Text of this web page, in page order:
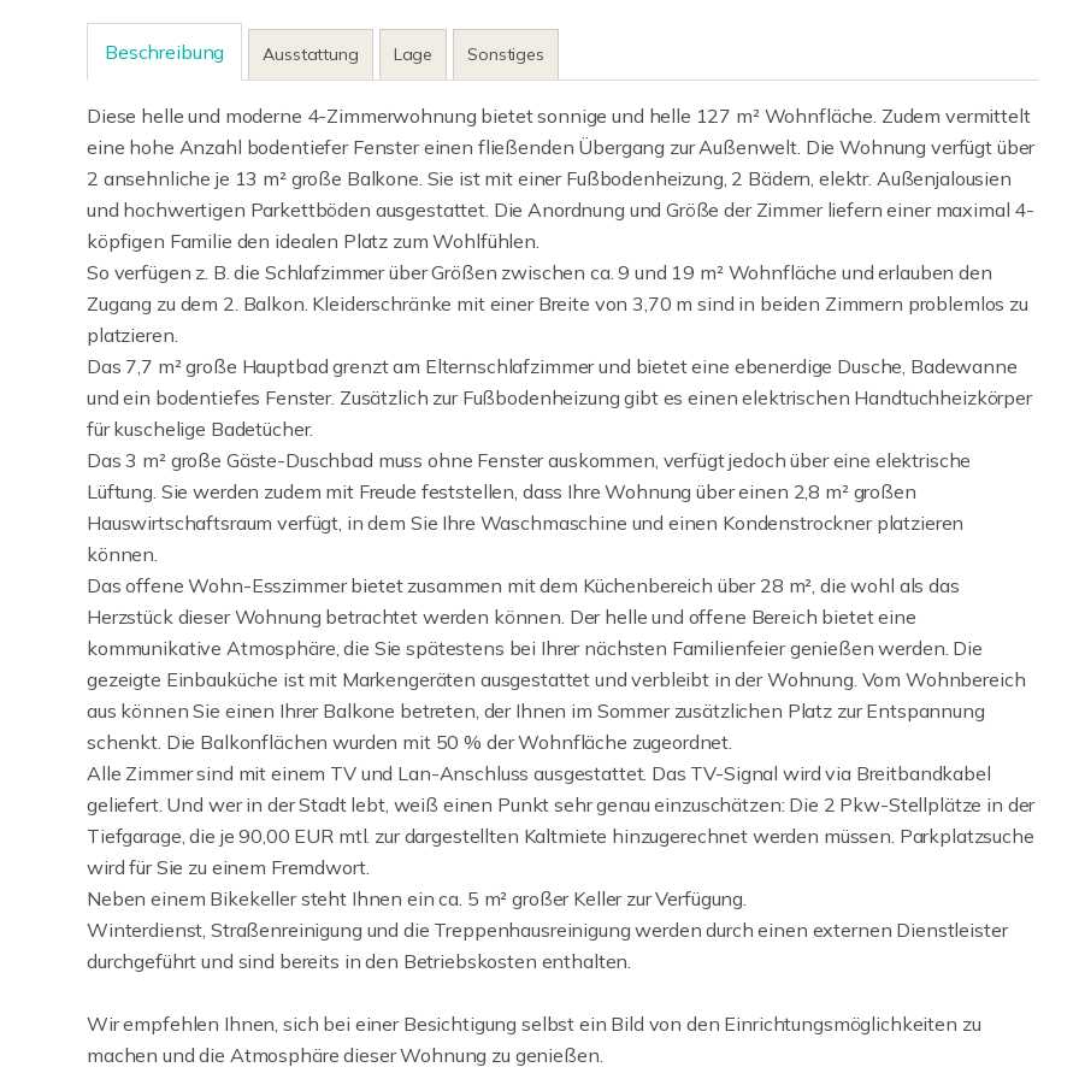
Beschreibung Ausstattung Lage Sonstiges
Diese helle und moderne 4-Zimmerwohnung bietet sonnige und helle 127 m² Wohnfläche. Zudem vermittelt
eine hohe Anzahl bodentiefer Fenster einen fließenden Übergang zur Außenwelt. Die Wohnung verfügt über
2 ansehnliche je 13 m² große Balkone. Sie ist mit einer Fußbodenheizung, 2 Bädern, elektr. Außenjalousien
und hochwertigen Parkettböden ausgestattet. Die Anordnung und Größe der Zimmer liefern einer maximal 4-
köpfigen Familie den idealen Platz zum Wohlfühlen.
So verfügen z. B. die Schlafzimmer über Größen zwischen ca. 9 und 19 m² Wohnfläche und erlauben den
Zugang zu dem 2. Balkon. Kleiderschränke mit einer Breite von 3,70 m sind in beiden Zimmern problemlos zu
platzieren.
Das 7,7 m² große Hauptbad grenzt am Elternschlafzimmer und bietet eine ebenerdige Dusche, Badewanne
und ein bodentiefes Fenster. Zusätzlich zur Fußbodenheizung gibt es einen elektrischen Handtuchheizkörper
für kuschelige Badetücher.
Das 3 m² große Gäste-Duschbad muss ohne Fenster auskommen, verfügt jedoch über eine elektrische
Lüftung. Sie werden zudem mit Freude feststellen, dass Ihre Wohnung über einen 2,8 m² großen
Hauswirtschaftsraum verfügt, in dem Sie Ihre Waschmaschine und einen Kondenstrockner platzieren
können.
Das offene Wohn-Esszimmer bietet zusammen mit dem Küchenbereich über 28 m², die wohl als das
Herzstück dieser Wohnung betrachtet werden können. Der helle und offene Bereich bietet eine
kommunikative Atmosphäre, die Sie spätestens bei Ihrer nächsten Familienfeier genießen werden. Die
gezeigte Einbauküche ist mit Markengeräten ausgestattet und verbleibt in der Wohnung. Vom Wohnbereich
aus können Sie einen Ihrer Balkone betreten, der Ihnen im Sommer zusätzlichen Platz zur Entspannung
schenkt. Die Balkonflächen wurden mit 50 % der Wohnfläche zugeordnet.
Alle Zimmer sind mit einem TV und Lan-Anschluss ausgestattet. Das TV-Signal wird via Breitbandkabel
geliefert. Und wer in der Stadt lebt, weiß einen Punkt sehr genau einzuschätzen: Die 2 Pkw-Stellplätze in der
Tiefgarage, die je 90,00 EUR mtl. zur dargestellten Kaltmiete hinzugerechnet werden müssen. Parkplatzsuche
wird für Sie zu einem Fremdwort.
Neben einem Bikekeller steht Ihnen ein ca. 5 m² großer Keller zur Verfügung.
Winterdienst, Straßenreinigung und die Treppenhausreinigung werden durch einen externen Dienstleister
durchgeführt und sind bereits in den Betriebskosten enthalten.
Wir empfehlen Ihnen, sich bei einer Besichtigung selbst ein Bild von den Einrichtungsmöglichkeiten zu
machen und die Atmosphäre dieser Wohnung zu genießen.